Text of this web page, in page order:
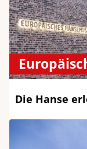
Die Hanse